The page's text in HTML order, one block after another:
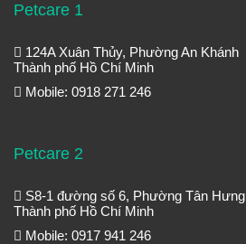
Petcare 1
124A Xuân Thủy, Phường An Khánh
Thành phố Hồ Chí Minh
Mobile: 0918 271 246
Petcare 2
S8-1 đường số 6, Phường Tân Hưng
Thành phố Hồ Chí Minh
Mobile: 0917 941 246